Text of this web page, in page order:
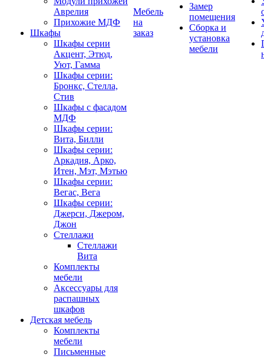
Аврелия
Прихожие МДФ
Шкафы
Шкафы серии
Акцент, Этюд,
Уют, Гамма
Шкафы серии:
Бронкс, Стелла,
Стив
Шкафы с фасадом
МДФ
Шкафы серии:
Вита, Билли
Шкафы серии:
Аркадия, Арко,
Итен, Мэт, Мэтью
Шкафы серии:
Вегас, Вега
Шкафы серии:
Джерси, Джером,
Джон
Стеллажи
Стеллажи
Вита
Комплекты
мебели
Аксессуары для
распашных
шкафов
Детская мебель
Комплекты
мебели
Письменные
Мебель
на
заказ
Замер
помещения
Сборка и
установка
мебели